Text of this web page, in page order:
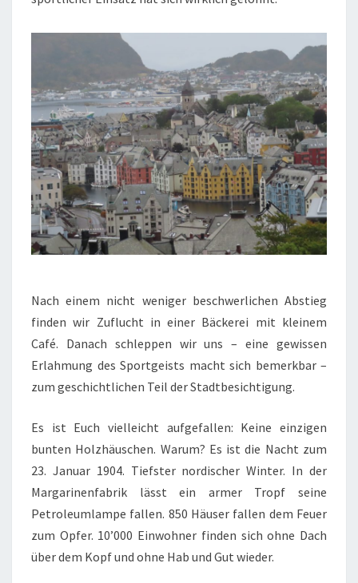
Nach einem nicht weniger beschwerlichen Abstieg
finden wir Zuflucht in einer Bäckerei mit kleinem
Café. Danach schleppen wir uns – eine gewissen
Erlahmung des Sportgeists macht sich bemerkbar –
zum geschichtlichen Teil der Stadtbesichtigung.
Es ist Euch vielleicht aufgefallen: Keine einzigen
bunten Holzhäuschen. Warum? Es ist die Nacht zum
23. Januar 1904. Tiefster nordischer Winter. In der
Margarinenfabrik lässt ein armer Tropf seine
Petroleumlampe fallen. 850 Häuser fallen dem Feuer
zum Opfer. 10’000 Einwohner finden sich ohne Dach
über dem Kopf und ohne Hab und Gut wieder.